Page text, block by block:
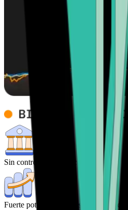
Sin control de los bancos centrales
Fuerte potencial de altos rendimientos